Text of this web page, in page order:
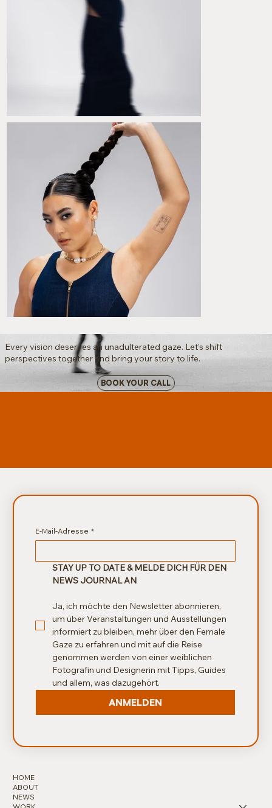
Every vision deserves an unadulterated gaze. Let's shift
perspectives together and bring your story to life.
BOOK YOUR CALL
HOME
ABOUT
NEWS
E-Mail-Adresse *
STAY UP TO DATE & MELDE DICH FÜR DEN
NEWS JOURNAL AN
Ja, ich möchte den Newsletter abonnieren,
um über Veranstaltungen und Ausstellungen
informiert zu bleiben, mehr über den Female
Gaze zu erfahren und mit auf die Reise
genommen werden von einer weiblichen
Fotografin und Designerin mit Tipps, Guides
und allem, was dazugehört.
ANMELDEN